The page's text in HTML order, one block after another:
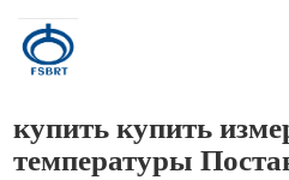
Главная
купить купить
температуры